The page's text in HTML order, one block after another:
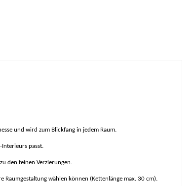
und wird zum Blickfang in jedem Raum.
Interieurs passt.
den feinen Verzierungen.
Raumgestaltung wählen können (Kettenlänge max. 30 cm).